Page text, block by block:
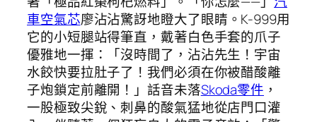
車空氣芯廖沾沾驚訝地瞪大了眼睛。K-999用
它的小短腿站得筆直，戴著白色手套的爪子
優雅地一揮：「沒時間了，沾沾先生！宇宙
水餃快要拉肚子了！我們必須在你被醋酸離
子炮鎖定前離開！」話音未落Skoda零件 ，
一股極致尖銳、刺鼻的酸氣猛地從店門口灌